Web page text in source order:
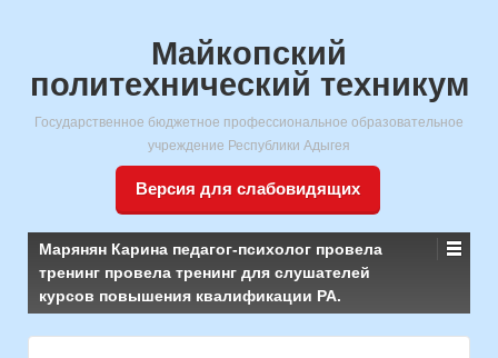
Майкопский
политехнический техникум
Государственное бюджетное профессиональное образовательное
учреждение Республики Адыгея
Версия для слабовидящих
Марянян Карина педагог-психолог провела
тренинг провела тренинг для слушателей
курсов повышения квалификации РА.